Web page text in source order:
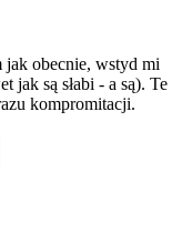
jak obecnie, wstyd mi
jak są słabi - a są). Te
kompromitacji.